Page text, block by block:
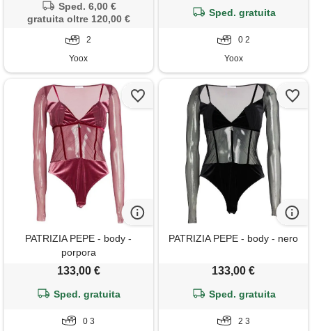
Sped. 6,00 €
gratuita oltre 120,00 €
2
Yoox
Sped. gratuita
0 2
Yoox
PATRIZIA PEPE - body -
porpora
133,00 €
Sped. gratuita
0 3
PATRIZIA PEPE - body - nero
133,00 €
Sped. gratuita
2 3